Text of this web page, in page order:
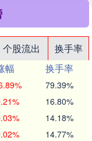
个股流出
换手率
幅
换手率
79.39%
16.80%
14.18%
14.77%